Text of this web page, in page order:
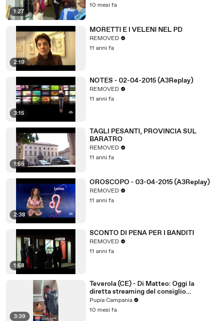
1:27
10 mesi fa
2:19
MORETTI E I VELENI NEL PD
REMOVED
11 anni fa
3:15
NOTES - 02-04-2015 (A3Replay)
REMOVED
11 anni fa
1:55
TAGLI PESANTI, PROVINCIA SUL
BARATRO
REMOVED
11 anni fa
2:38
OROSCOPO - 03-04-2015 (A3Replay)
REMOVED
11 anni fa
1:58
SCONTO DI PENA PER I BANDITI
REMOVED
11 anni fa
3:39
Teverola (CE) - Di Matteo: Oggi la
diretta streaming del consiglio
comunale (02.10.25)
Pupia Campania
10 mesi fa